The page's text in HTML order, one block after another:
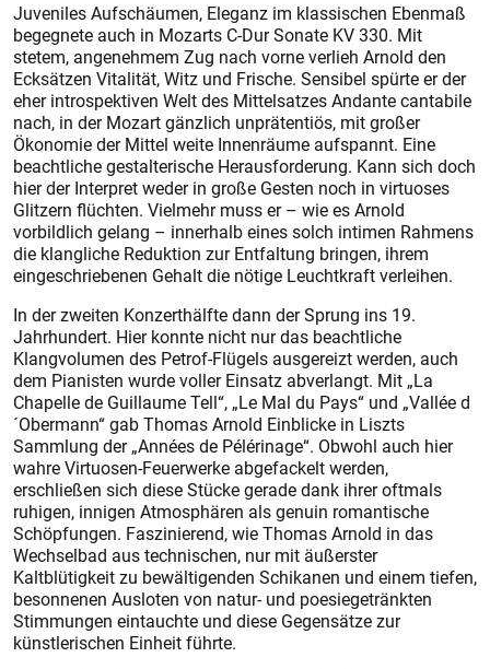
Juveniles Aufschäumen, Eleganz im klassischen Ebenmaß
begegnete auch in Mozarts C-Dur Sonate KV 330. Mit
stetem, angenehmem Zug nach vorne verlieh Arnold den
Ecksätzen Vitalität, Witz und Frische. Sensibel spürte er der
eher introspektiven Welt des Mittelsatzes Andante cantabile
nach, in der Mozart gänzlich unprätentiös, mit großer
Ökonomie der Mittel weite Innenräume aufspannt. Eine
beachtliche gestalterische Herausforderung. Kann sich doch
hier der Interpret weder in große Gesten noch in virtuoses
Glitzern flüchten. Vielmehr muss er – wie es Arnold
vorbildlich gelang – innerhalb eines solch intimen Rahmens
die klangliche Reduktion zur Entfaltung bringen, ihrem
eingeschriebenen Gehalt die nötige Leuchtkraft verleihen.
In der zweiten Konzerthälfte dann der Sprung ins 19.
Jahrhundert. Hier konnte nicht nur das beachtliche
Klangvolumen des Petrof-Flügels ausgereizt werden, auch
dem Pianisten wurde voller Einsatz abverlangt. Mit „La
Chapelle de Guillaume Tell“, „Le Mal du Pays“ und „Vallée d
´Obermann“ gab Thomas Arnold Einblicke in Liszts
Sammlung der „Années de Pélérinage“. Obwohl auch hier
wahre Virtuosen-Feuerwerke abgefackelt werden,
erschließen sich diese Stücke gerade dank ihrer oftmals
ruhigen, innigen Atmosphären als genuin romantische
Schöpfungen. Faszinierend, wie Thomas Arnold in das
Wechselbad aus technischen, nur mit äußerster
Kaltblütigkeit zu bewältigenden Schikanen und einem tiefen,
besonnenen Ausloten von natur- und poesiegetränkten
Stimmungen eintauchte und diese Gegensätze zur
künstlerischen Einheit führte.